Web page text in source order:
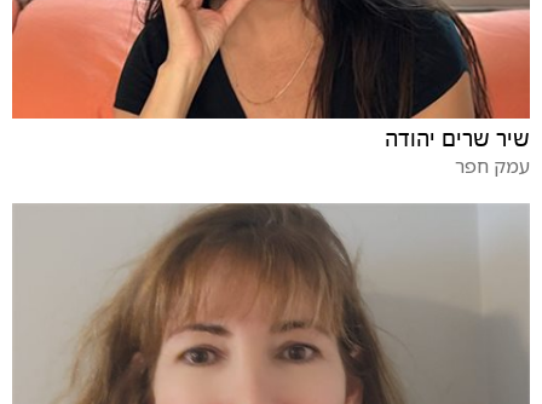
שיר שרים יהודה
עמק חפר